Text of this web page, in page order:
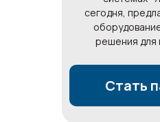
Стать
сегодня,
решения для